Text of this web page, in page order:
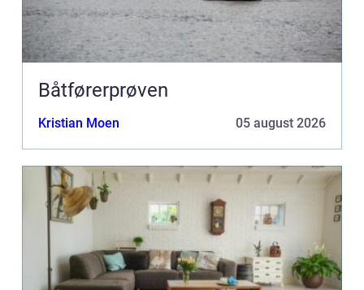
Båtførerprøven
Kristian Moen 05 august 2026